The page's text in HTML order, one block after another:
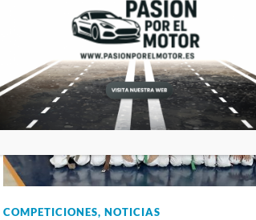
COMPETICIONES, NOTICIAS